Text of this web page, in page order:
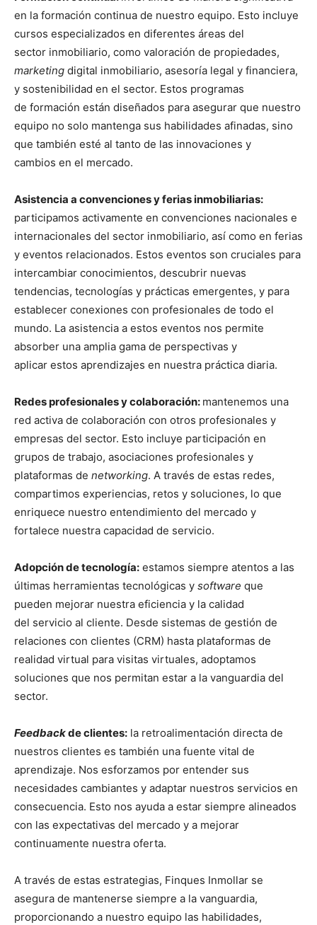
en la formación continua de nuestro equipo. Esto incluye
cursos especializados en diferentes áreas del
sector inmobiliario, como valoración de propiedades,
marketing digital inmobiliario, asesoría legal y financiera,
y sostenibilidad en el sector. Estos programas
de formación están diseñados para asegurar que nuestro
equipo no solo mantenga sus habilidades afinadas, sino
que también esté al tanto de las innovaciones y
cambios en el mercado.
Asistencia a convenciones y ferias inmobiliarias:
participamos activamente en convenciones nacionales e
internacionales del sector inmobiliario, así como en ferias
y eventos relacionados. Estos eventos son cruciales para
intercambiar conocimientos, descubrir nuevas
tendencias, tecnologías y prácticas emergentes, y para
establecer conexiones con profesionales de todo el
mundo. La asistencia a estos eventos nos permite
absorber una amplia gama de perspectivas y
aplicar estos aprendizajes en nuestra práctica diaria.
Redes profesionales y colaboración: mantenemos una
red activa de colaboración con otros profesionales y
empresas del sector. Esto incluye participación en
grupos de trabajo, asociaciones profesionales y
plataformas de networking. A través de estas redes,
compartimos experiencias, retos y soluciones, lo que
enriquece nuestro entendimiento del mercado y
fortalece nuestra capacidad de servicio.
Adopción de tecnología: estamos siempre atentos a las
últimas herramientas tecnológicas y software que
pueden mejorar nuestra eficiencia y la calidad
del servicio al cliente. Desde sistemas de gestión de
relaciones con clientes (CRM) hasta plataformas de
realidad virtual para visitas virtuales, adoptamos
soluciones que nos permitan estar a la vanguardia del
sector.
Feedbackde clientes: la retroalimentación directa de
nuestros clientes es también una fuente vital de
aprendizaje. Nos esforzamos por entender sus
necesidades cambiantes y adaptar nuestros servicios en
consecuencia. Esto nos ayuda a estar siempre alineados
con las expectativas del mercado y a mejorar
continuamente nuestra oferta.
A través de estas estrategias, Finques Inmollar se
asegura de mantenerse siempre a la vanguardia,
proporcionando a nuestro equipo las habilidades,